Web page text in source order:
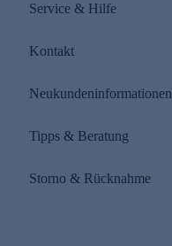
Service & Hilfe
Kontakt
Neukundeninformationen
Tipps & Beratung
Storno & Rücknahme